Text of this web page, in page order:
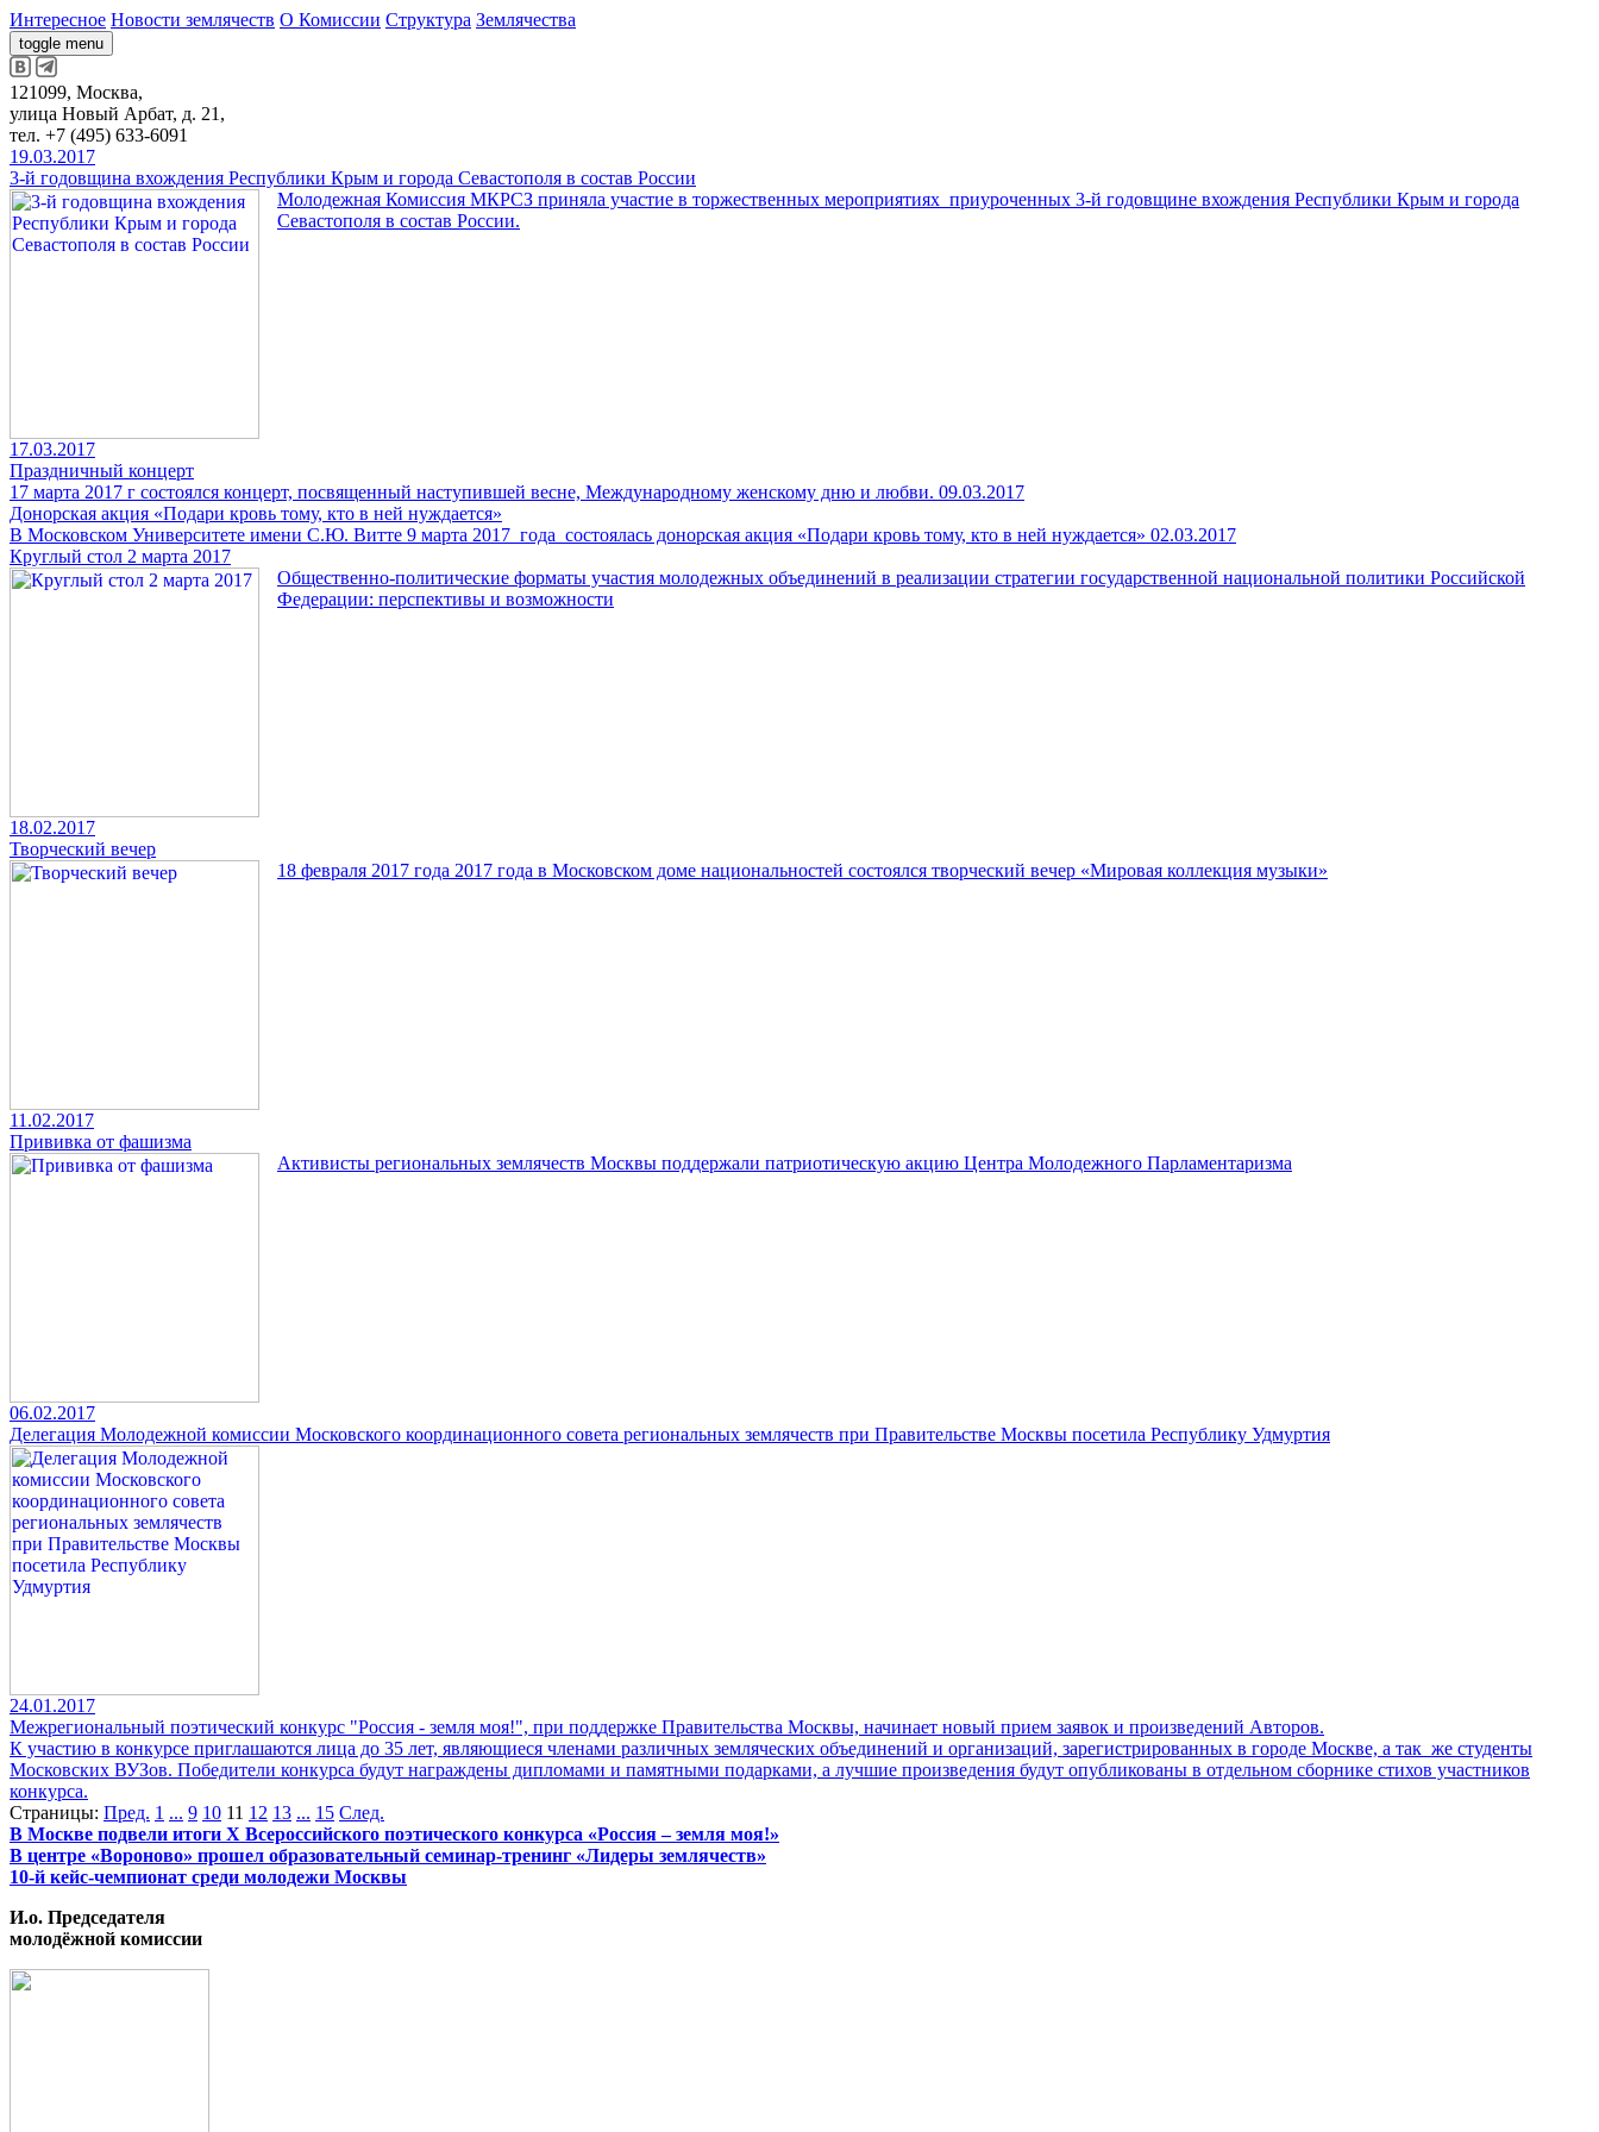
Интересное Новости землячеств О Комиссии Структура Землячества
toggle menu
121099, Москва,
улица Новый Арбат, д. 21,
тел. +7 (495) 633-6091
19.03.2017
3-й годовщина вхождения Республики Крым и города Севастополя в состав России
Молодежная Комиссия МКРСЗ приняла участие в торжественных мероприятиях приуроченных 3-й годовщине вхождения Республики Крым и города
Севастополя в состав России.
17.03.2017
Праздничный концерт
17 марта 2017 г состоялся концерт, посвященный наступившей весне, Международному женскому дню и любви. 09.03.2017
Донорская акция «Подари кровь тому, кто в ней нуждается»
В Московском Университете имени С.Ю. Витте 9 марта 2017 года состоялась донорская акция «Подари кровь тому, кто в ней нуждается» 02.03.2017
Круглый стол 2 марта 2017
Общественно-политические форматы участия молодежных объединений в реализации стратегии государственной национальной политики Российской
Федерации: перспективы и возможности
18.02.2017
Творческий вечер
18 февраля 2017 года 2017 года в Московском доме национальностей состоялся творческий вечер «Мировая коллекция музыки»
11.02.2017
Прививка от фашизма
Активисты региональных землячеств Москвы поддержали патриотическую акцию Центра Молодежного Парламентаризма
06.02.2017
Делегация Молодежной комиссии Московского координационного совета региональных землячеств при Правительстве Москвы посетила Республику Удмуртия
24.01.2017
Межрегиональный поэтический конкурс "Россия - земля моя!", при поддержке Правительства Москвы, начинает новый прием заявок и произведений Авторов.
К участию в конкурсе приглашаются лица до 35 лет, являющиеся членами различных земляческих объединений и организаций, зарегистрированных в городе Москве, а так же студенты
Московских ВУЗов. Победители конкурса будут награждены дипломами и памятными подарками, а лучшие произведения будут опубликованы в отдельном сборнике стихов участников
конкурса.
Страницы: Пред. 1 ... 9 10 11 12 13 ... 15 След.
В Москве подвели итоги X Всероссийского поэтического конкурса «Россия – земля моя!»
В центре «Вороново» прошел образовательный семинар-тренинг «Лидеры землячеств»
10-й кейс-чемпионат среди молодежи Москвы
И.о. Председателя
молодёжной комиссии